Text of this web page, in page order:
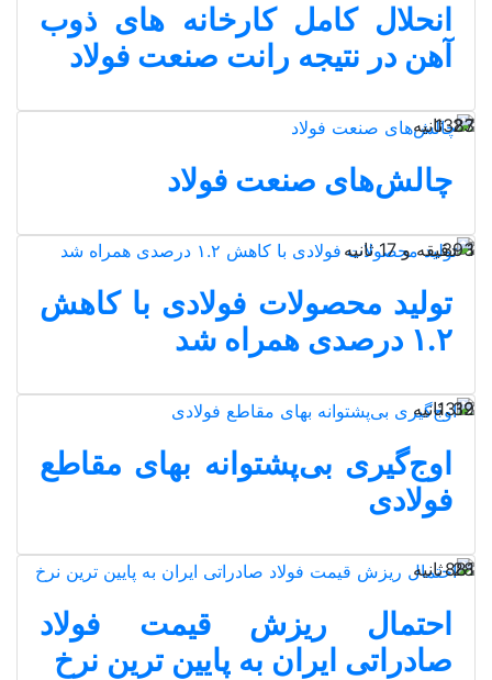
انحلال کامل کارخانه های ذوب
آهن در نتیجه رانت صنعت فولاد
23 ثانیه
1387
چالش‌های صنعت فولاد
1 دقیقه و 17 ثانیه
393
تولید محصولات فولادی با کاهش
۱.۲ درصدی همراه شد
32 ثانیه
1319
اوج‌گیری بی‌پشتوانه بهای مقاطع
فولادی
28 ثانیه
881
احتمال ریزش قیمت فولاد
صادراتی ایران به پایین ترین نرخ